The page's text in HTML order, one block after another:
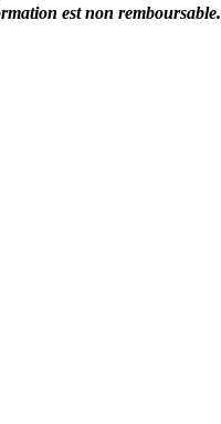
est non remboursable.